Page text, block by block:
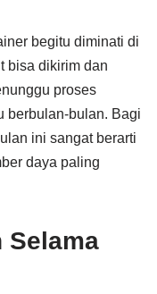
begitu diminati di
bisa dikirim dan
proses
berbulan-bulan. Bagi
ini sangat berarti
daya paling
Selama